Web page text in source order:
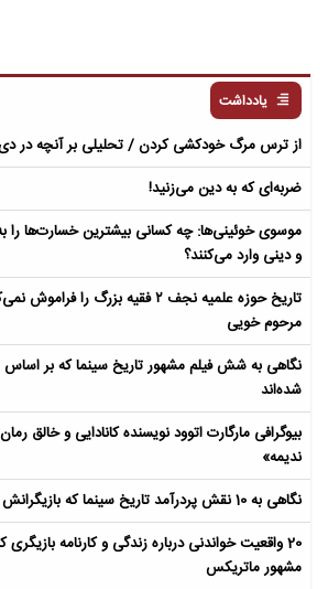
یادداشت
از ترس مرگ خودکشی کردن / تحلیلی بر آنچه در دی‌ماه
ضربه‌ای که به دین می‌زنید!
موسوی خوئینی‌ها: چه کسانی بیشترین خسارت‌ها را
و دینی وارد می‌کنند؟
تاریخ حوزه علمیه نجف ۲ فقیه بزرگ
مرحوم خویی
نگاهی به شش فیلم مشهور تاریخ سینما که بر اساس
شده‌اند
بیوگرافی مارگارت اتوود نویسنده کانادایی و خالق
ندیمه»
نگاهی به 10 نقش پردرآمد تاریخ سینما که بازیگرانش را میلیونر کرد
20 واقعیت خواندنی درباره زندگی و کارنامه بازیگری
مشهور ماتریکس